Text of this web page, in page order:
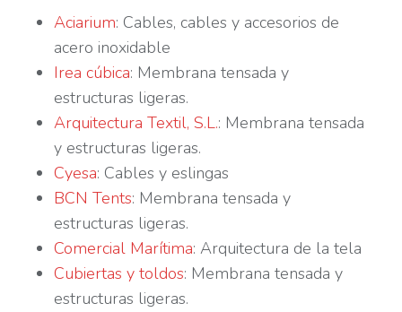
Aciarium: Cables, cables y accesorios de
acero inoxidable
Irea cúbica: Membrana tensada y
estructuras ligeras.
Arquitectura Textil, S.L.: Membrana tensada
y estructuras ligeras.
Cyesa: Cables y eslingas
BCN Tents: Membrana tensada y
estructuras ligeras.
Comercial Marítima: Arquitectura de la tela
Cubiertas y toldos: Membrana tensada y
estructuras ligeras.